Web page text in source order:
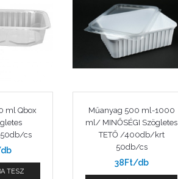
ml Qbox
cs
TESZ
Műanyag 500 ml-1000
ml/ MINŐSÉGI Szögletes
TETŐ /400db/krt
50db/cs
38Ft/db